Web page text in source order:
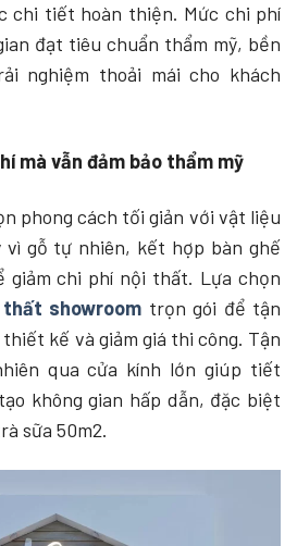
chi tiết hoàn thiện. Mức chi phí
đạt tiêu chuẩn thẩm mỹ, bền
nghiệm thoải mái cho khách
mà vẫn đảm bảo thẩm mỹ
phong cách tối giản với vật liệu
vì gỗ tự nhiên, kết hợp bàn ghế
giảm chi phí nội thất. Lựa chọn
showroom trọn gói để tận
kế và giảm giá thi công. Tận
qua cửa kính lớn giúp tiết
không gian hấp dẫn, đặc biệt
sữa 50m2.